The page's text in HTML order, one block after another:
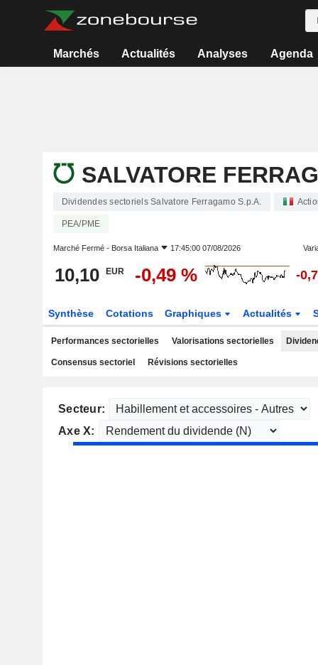
Marchés Actualités Analyses Agenda
SALVATORE
Dividendes sectoriels Salvatore Ferragamo S.p.A.
PEA/PME
Marché Fermé - Borsa Italiana 17:45:00 07/08/2026
10,10 EUR -0,49 % -
Synthèse Cotations Graphiques Actualités
Performances sectorielles Valorisations sectorielles
Consensus sectoriel Révisions sectorielles
Secteur:
Axe X: